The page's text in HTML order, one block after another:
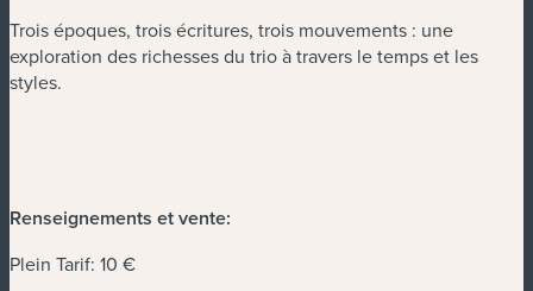
Trois époques, trois écritures, trois mouvements : une
exploration des richesses du trio à travers le temps et les
styles.
Renseignements et vente:
Plein Tarif: 10 €